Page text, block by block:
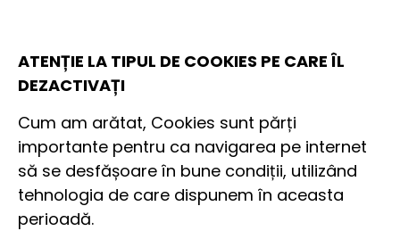
ATENȚIE LA TIPUL DE COOKIES PE CARE ÎL
DEZACTIVAȚI
Cum am arătat, Cookies sunt părți
importante pentru ca navigarea pe internet
să se desfășoare în bune condiții, utilizând
tehnologia de care dispunem în aceasta
perioadă.